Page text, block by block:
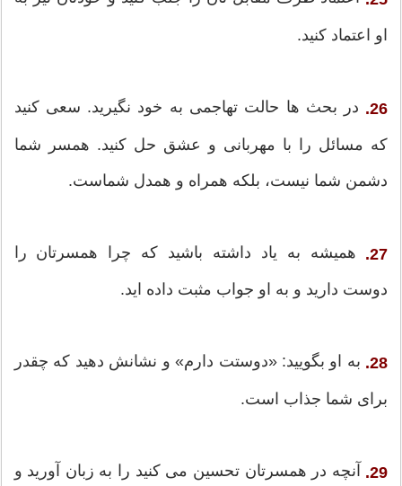
او اعتماد کنید.
26. در بحث ها حالت تهاجمی به خود نگیرید. سعی کنید
که مسائل را با مهربانی و عشق حل کنید. همسر شما
دشمن شما نیست، بلکه همراه و همدل شماست.
27. همیشه به یاد داشته باشید که چرا همسرتان را
دوست دارید و به او جواب مثبت داده اید.
28. به او بگویید: «دوستت دارم» و نشانش دهید که چقدر
برای شما جذاب است.
29. آنچه در همسرتان تحسین می کنید را به زبان آورید و